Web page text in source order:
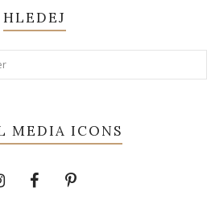
HLEDEJ
MEDIA ICONS